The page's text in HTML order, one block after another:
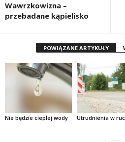
Wawrzkowizna –
przebadane kąpielisko
POWIĄZANE ARTYKUŁY
Nie będzie ciepłej wody Utrudnienia w